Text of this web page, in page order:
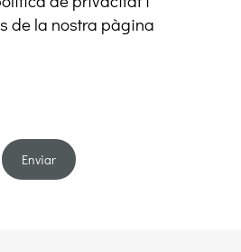
de la nostra pàgina